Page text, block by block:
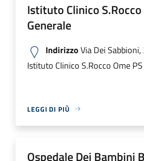
Istituto Clinico S.Rocco
Generale
IndirizzoVia Dei
Istituto Clinico S.Rocco Ome
LEGGI DI PIÙ
Ospedale Dei Bambini